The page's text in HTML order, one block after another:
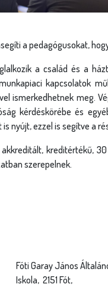
a pedagógusokat,
a család és a
kapcsolatok
ismerkedhetnek meg.
kérdéskörébe és
nyújt, ezzel is segítve a
kreditértékű,
szerepelnek.
Fóti Garay János
Iskola, 2151 Fót,